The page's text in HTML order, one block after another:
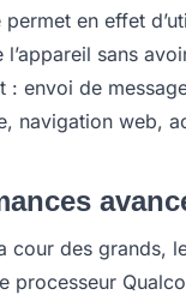
en effet
sans
: envoi de
navigation web,
cour des grands,
processeur